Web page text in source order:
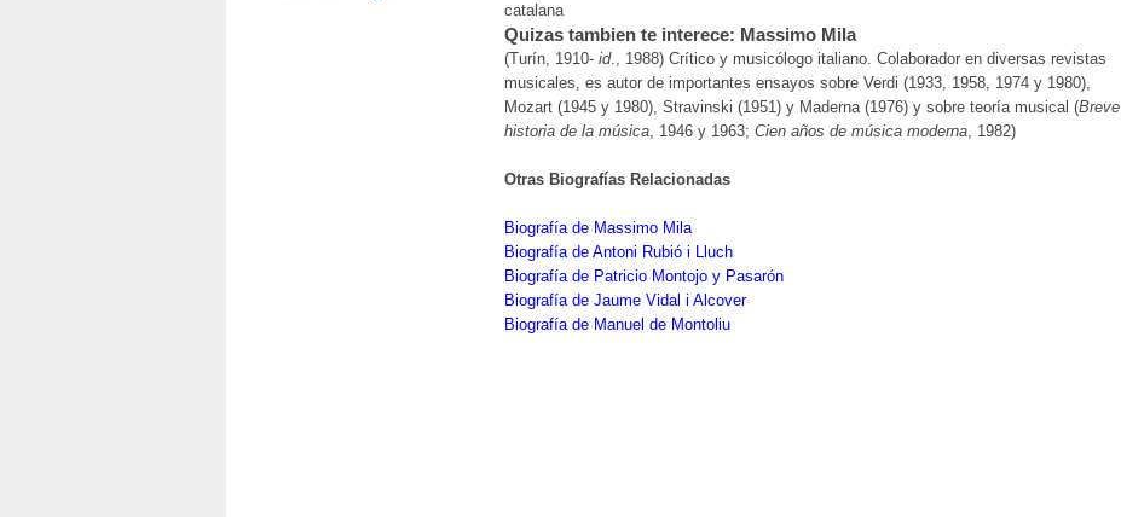
catalana
Quizas tambien te interece: Massimo Mila
(Turín, 1910- id., 1988) Crítico y musicólogo italiano. Colaborador en diversas revistas
musicales, es autor de importantes ensayos sobre Verdi (1933, 1958, 1974 y 1980),
Mozart (1945 y 1980), Stravinski (1951) y Maderna (1976) y sobre teoría musical (Breve
historia de la música, 1946 y 1963; Cien años de música moderna, 1982)
Otras Biografías Relacionadas
Biografía de Massimo Mila
Biografía de Antoni Rubió i Lluch
Biografía de Patricio Montojo y Pasarón
Biografía de Jaume Vidal i Alcover
Biografía de Manuel de Montoliu